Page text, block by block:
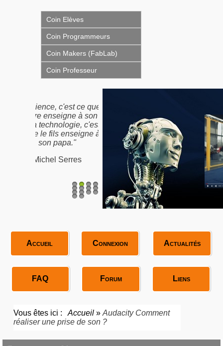
Coin Elèves
Coin Programmeurs
Coin Makers (FabLab)
Coin Professeur
"Nous n'héritons pas de
la terre de nos ancêtres,
nous l'empruntons à nos
enfants"
Antoine de St-Exupéry
1 2 3 4
6 7 8 9 10
1112 15
Accueil Connexion Actualités
FAQ Forum Liens
Vous êtes ici : Accueil » Audacity Comment
réaliser une prise de son ?